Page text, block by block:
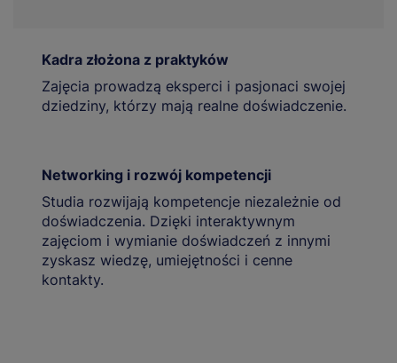
Kadra złożona z praktyków
Zajęcia prowadzą eksperci i pasjonaci swojej
dziedziny, którzy mają realne doświadczenie.
Networking i rozwój kompetencji
Studia rozwijają kompetencje niezależnie od
doświadczenia. Dzięki interaktywnym
zajęciom i wymianie doświadczeń z innymi
zyskasz wiedzę, umiejętności i cenne
kontakty.